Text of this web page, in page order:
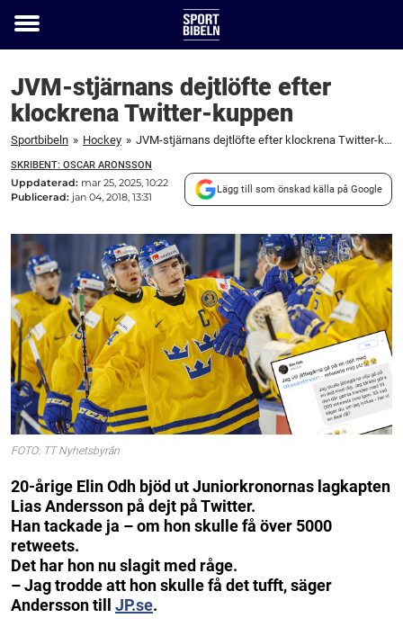
Toggle
JVM-stjärnans dejtlöfte efter
klockrena Twitter-kuppen
Sportbibeln » Hockey » JVM-stjärnans dejtlöfte efter klockrena Twitter-kuppen
SKRIBENT: OSCAR ARONSSON
Uppdaterad: mar 25, 2025, 10:22
Publicerad: jan 04, 2018, 13:31
Lägg till som önskad källa på Google
FOTO: TT Nyhetsbyrån
20-årige Elin Odh bjöd ut Juniorkronornas lagkapten
Lias Andersson på dejt på Twitter.
Han tackade ja – om hon skulle få över 5000
retweets.
Det har hon nu slagit med råge.
– Jag trodde att hon skulle få det tufft, säger
Andersson till JP.se.